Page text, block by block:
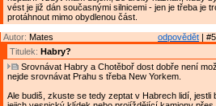
vést je již dán současnými silnicemi - jen je třeba je
protáhnout mimo obydlenou část.
odpovědět |
Autor: Mates
Titulek: Habry?
Srovnávat Habry a Chotěboř dost dobře není
nejde srovnávat Prahu s třeba New Yorkem.
Ale budiš, zkuste se tedy zeptat v Habrech lidí, jestli